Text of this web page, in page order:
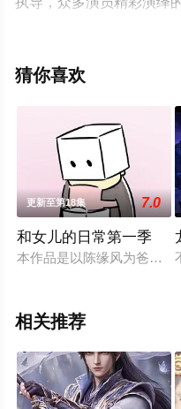
未删减完整版动漫全集就
猜你喜欢
更新至第18集 7.0
和女儿的日常第一季
本作品是以陈缘风为爸爸
相关推荐